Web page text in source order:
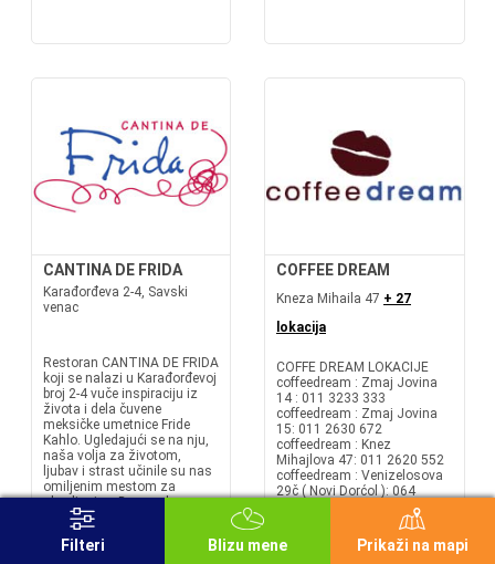
CANTINA DE FRIDA
Karađorđeva 2-4, Savski
venac
Restoran CANTINA DE FRIDA
koji se nalazi u Karađorđevoj
broj 2-4 vuče inspiraciju iz
života i dela čuvene
meksičke umetnice Fride
Kahlo. Ugledajući se na nju,
naša volja za životom,
ljubav i strast učinile su nas
omiljenim mestom za
okupljanje u Beogradu.
Želimo da onu istu
podsticajnu energiju koju...
COFFEE DREAM
Kneza Mihaila 47 + 27
lokacija
COFFE DREAM LOKACIJE
coffeedream : Zmaj Jovina
14 : 011 3233 333
coffeedream : Zmaj Jovina
15: 011 2630 672
coffeedream : Knez
Mihajlova 47: 011 2620 552
coffeedream : Venizelosova
29č ( Novi Dorćol ): 064
8762252 coffeedream :
Makenzijeva 89: 011 3836
562 coffeedream...
Filteri Blizu mene Prikaži na mapi